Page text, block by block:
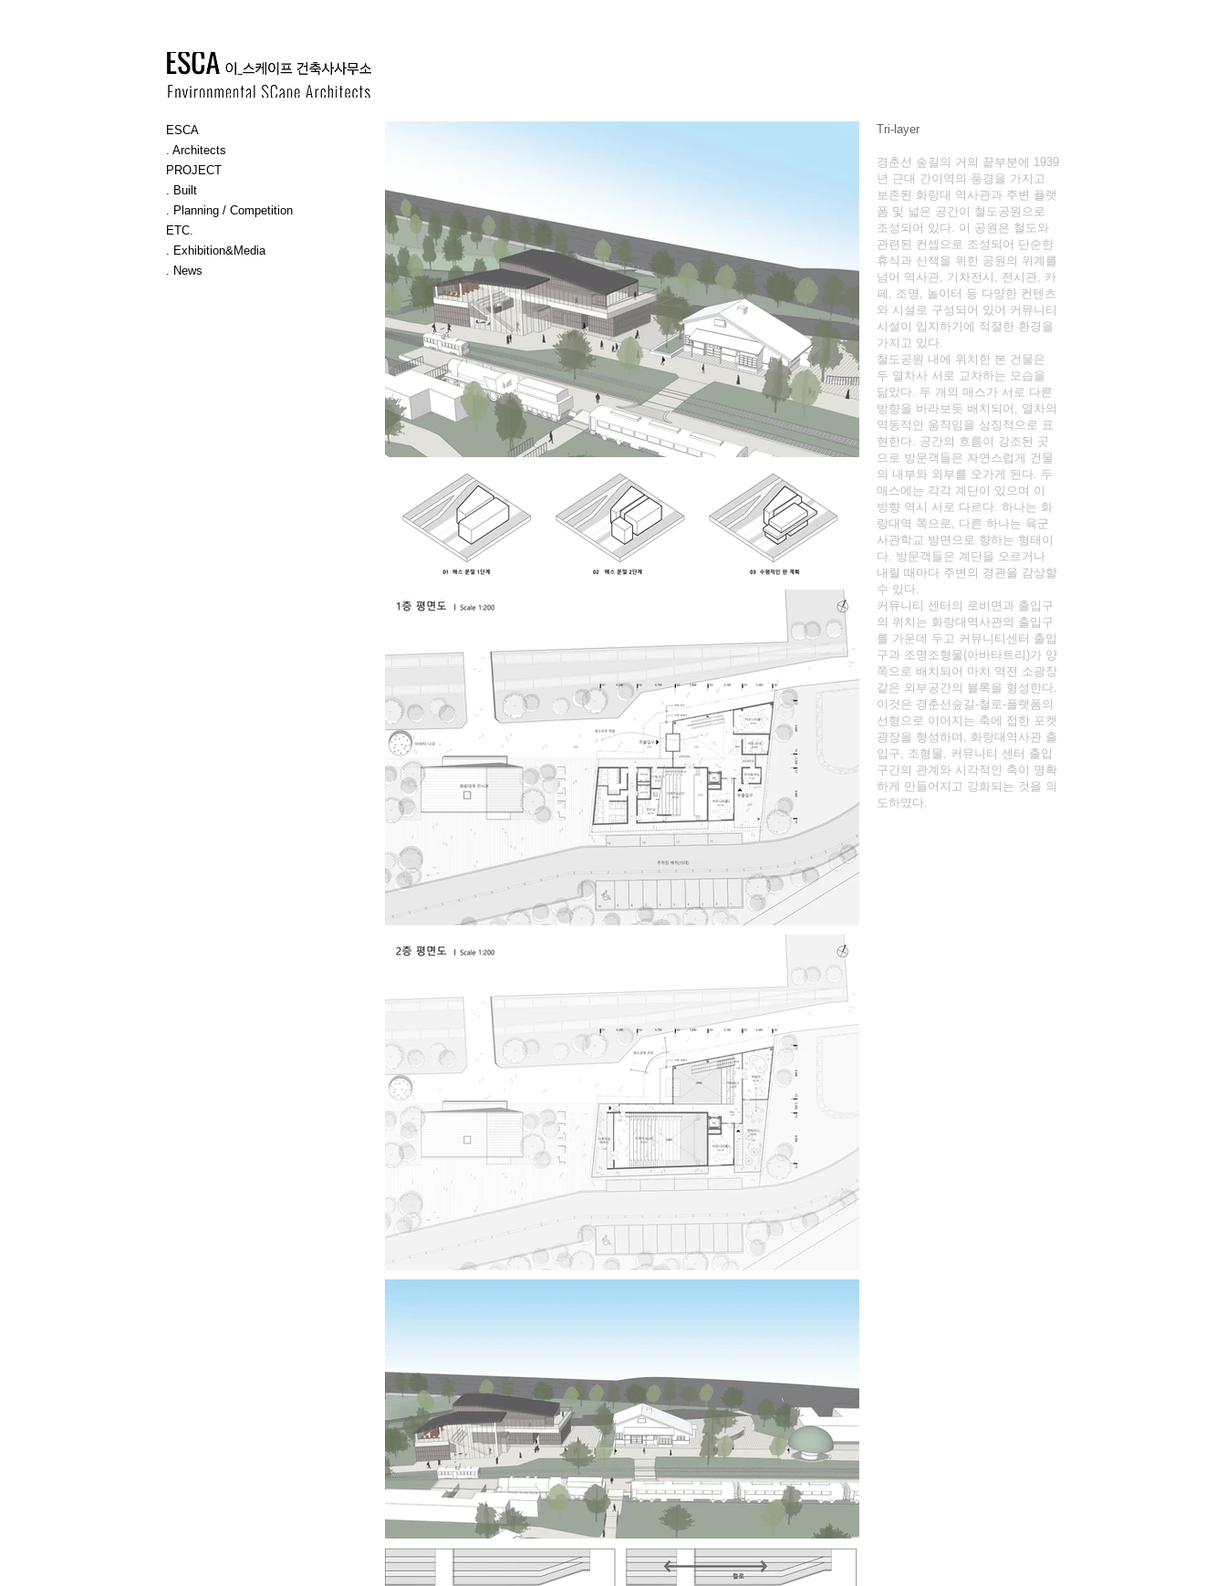
Tri-layer
경춘선 숲길의 거의 끝부분에 1939
년 근대 간이역의 풍경을 가지고
보존된 화랑대 역사관과 주변 플랫
폼 및 넓은 공간이 철도공원으로
조성되어 있다. 이 공원은 철도와
관련된 컨셉으로 조성되어 단순한
휴식과 산책을 위한 공원의 위계를
넘어 역사관, 기차전시, 전시관, 카
페, 조명, 놀이터 등 다양한 컨텐츠
와 시설로 구성되어 있어 커뮤니티
시설이 입지하기에 적절한 환경을
가지고 있다.
철도공원 내에 위치한 본 건물은
두 열차사 서로 교차하는 모습을
닮았다. 두 개의 매스가 서로 다른
방향을 바라보듯 배치되어, 열차의
역동적인 움직임을 상징적으로 표
현한다. 공간의 흐름이 강조된 곳
으로 방문객들은 자연스럽게 건물
의 내부와 외부를 오가게 된다. 두
매스에는 각각 계단이 있으며 이
방향 역시 서로 다르다. 하나는 화
랑대역 쪽으로, 다른 하나는 육군
사관학교 방면으로 향하는 형태이
다. 방문객들은 계단을 오르거나
내릴 때마다 주변의 경관을 감상할
수 있다.
커뮤니티 센터의 로비면과 출입구
의 위치는 화랑대역사관의 출입구
를 가운데 두고 커뮤니티센터 출입
구과 조명조형물(아바타트리)가 양
쪽으로 배치되어 마치 역전 소광장
같은 외부공간의 블록을 형성한다.
이것은 경춘선숲길-철로-플랫폼의
선형으로 이어지는 축에 접한 포켓
광장을 형성하며, 화랑대역사관 출
입구, 조형물, 커뮤니티 센터 출입
구간의 관계와 시각적인 축이 명확
하게 만들어지고 강화되는 것을 의
도하였다.
ESCA
. Architects
PROJECT
. Built
. Planning / Competition
ETC.
. Exhibition&Media
. News